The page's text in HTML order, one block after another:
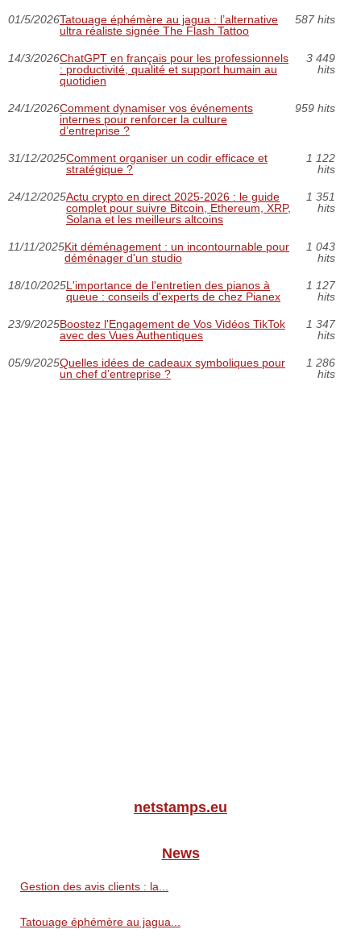
01/5/2026Tatouage éphémère au jagua : l’alternative
ultra réaliste signée The Flash Tattoo
587 hits
14/3/2026ChatGPT en français pour les professionnels
: productivité, qualité et support humain au
quotidien
3 449
hits
24/1/2026Comment dynamiser vos événements
internes pour renforcer la culture
d’entreprise ?
959 hits
31/12/2025Comment organiser un codir efficace et
stratégique ?
1 122
hits
24/12/2025Actu crypto en direct 2025‑2026 : le guide
complet pour suivre Bitcoin, Ethereum, XRP,
Solana et les meilleurs altcoins
1 351
hits
11/11/2025Kit déménagement : un incontournable pour
déménager d'un studio
1 043
hits
18/10/2025L'importance de l'entretien des pianos à
queue : conseils d'experts de chez Pianex
1 127
hits
23/9/2025Boostez l'Engagement de Vos Vidéos TikTok
avec des Vues Authentiques
1 347
hits
05/9/2025Quelles idées de cadeaux symboliques pour
un chef d’entreprise ?
1 286
hits
netstamps.eu
News
Gestion des avis clients : la...
Tatouage éphémère au jagua...